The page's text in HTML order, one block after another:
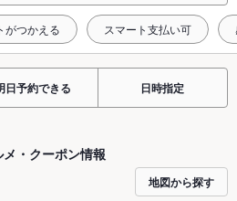
がつかえる スマート支払い可
日予約できる 日時指定
・クーポン情報
地図から探す